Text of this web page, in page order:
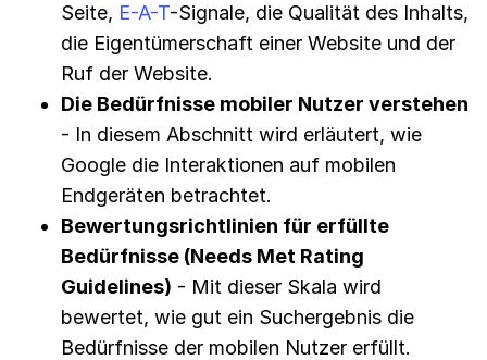
Seite, E-A-T-Signale, die Qualität des Inhalts,
die Eigentümerschaft einer Website und der
Ruf der Website.
Die Bedürfnisse mobiler Nutzer verstehen
- In diesem Abschnitt wird erläutert, wie
Google die Interaktionen auf mobilen
Endgeräten betrachtet.
Bewertungsrichtlinien für erfüllte
Bedürfnisse (Needs Met Rating
Guidelines) - Mit dieser Skala wird
bewertet, wie gut ein Suchergebnis die
Bedürfnisse der mobilen Nutzer erfüllt.